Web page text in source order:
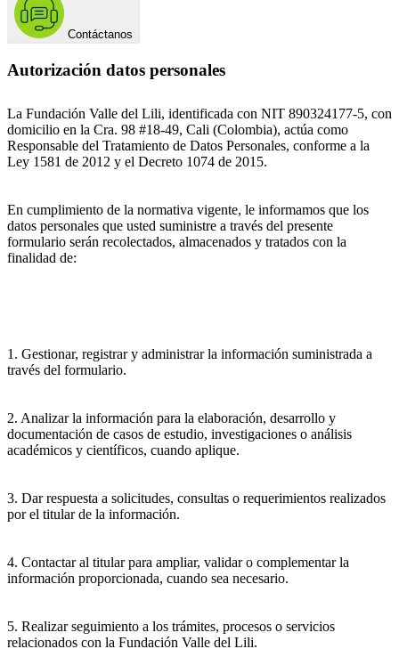
Contáctanos
Autorización datos personales
La Fundación Valle del Lili, identificada con NIT 890324177-5, con
domicilio en la Cra. 98 #18-49, Cali (Colombia), actúa como
Responsable del Tratamiento de Datos Personales, conforme a la
Ley 1581 de 2012 y el Decreto 1074 de 2015.
En cumplimiento de la normativa vigente, le informamos que los
datos personales que usted suministre a través del presente
formulario serán recolectados, almacenados y tratados con la
finalidad de:
1. Gestionar, registrar y administrar la información suministrada a
través del formulario.
2. Analizar la información para la elaboración, desarrollo y
documentación de casos de estudio, investigaciones o análisis
académicos y científicos, cuando aplique.
3. Dar respuesta a solicitudes, consultas o requerimientos realizados
por el titular de la información.
4. Contactar al titular para ampliar, validar o complementar la
información proporcionada, cuando sea necesario.
5. Realizar seguimiento a los trámites, procesos o servicios
relacionados con la Fundación Valle del Lili.